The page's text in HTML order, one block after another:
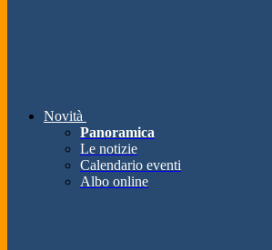
Novità
Panoramica
Le notizie
Calendario eventi
Albo online